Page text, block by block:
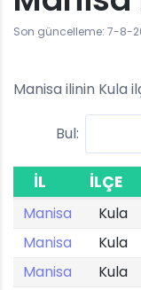
Son güncelleme: 7-8-
Manisa ilinin Kula
Bul:
İL İLÇE
Manisa Kula
Manisa
Kula
Manisa
Kula